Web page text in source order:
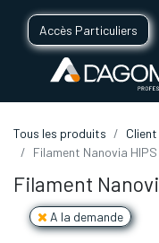
Accès Particuliers
Tous les produits
Client
Filament Nanovia
Filament
A la demande